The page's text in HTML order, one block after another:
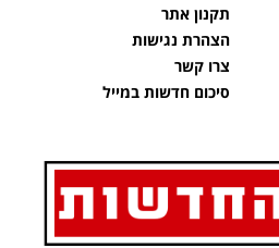
תקנון אתר
הצהרת נגישות
צרו קשר
סיכום חדשות במייל